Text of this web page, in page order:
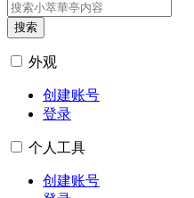
搜索
外观
创建账号
登录
个人工具
创建账号